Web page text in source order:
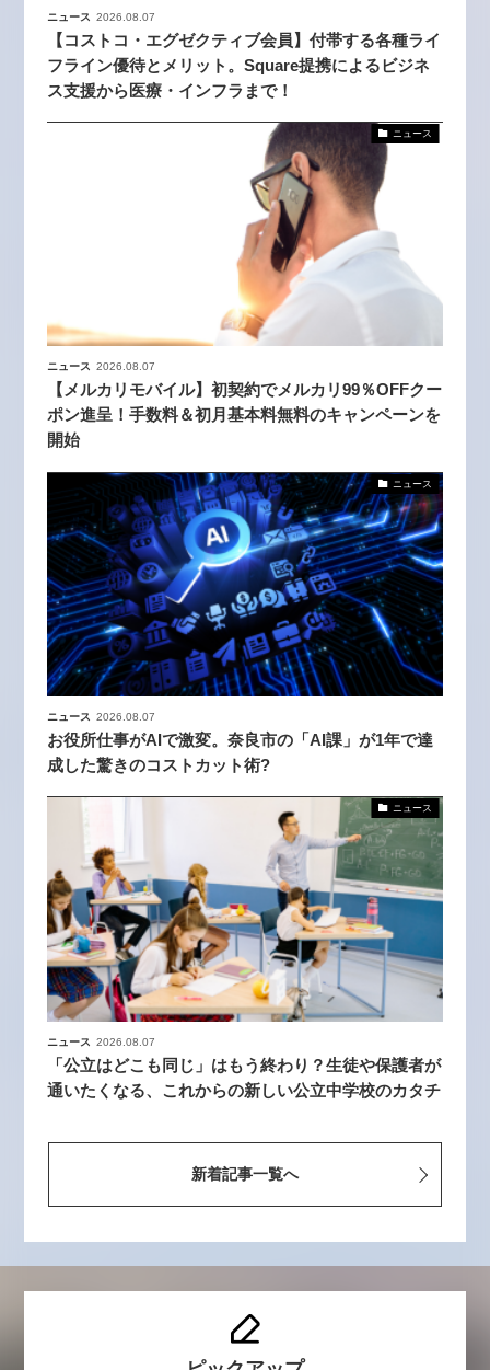
ニュース 2026.08.07
【コストコ・エグゼクティブ会員】付帯する各種ライ
フライン優待とメリット。Square提携によるビジネ
ス支援から医療・インフラまで！
ニュース
ニュース 2026.08.07
【メルカリモバイル】初契約でメルカリ99％OFFクー
ポン進呈！手数料＆初月基本料無料のキャンペーンを
開始
ニュース
ニュース 2026.08.07
お役所仕事がAIで激変。奈良市の「AI課」が1年で達
成した驚きのコストカット術?
ニュース
ニュース 2026.08.07
「公立はどこも同じ」はもう終わり？生徒や保護者が
通いたくなる、これからの新しい公立中学校のカタチ
新着記事一覧へ